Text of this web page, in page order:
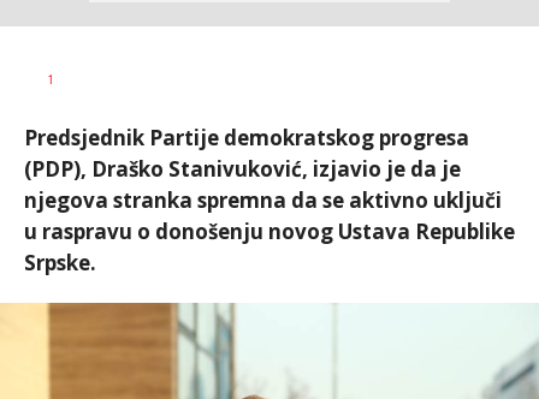
AUTOR
1
Predsjednik Partije demokratskog progresa
(PDP), Draško Stanivuković, izjavio je da je
njegova stranka spremna da se aktivno uključi
u raspravu o donošenju novog Ustava Republike
Srpske.